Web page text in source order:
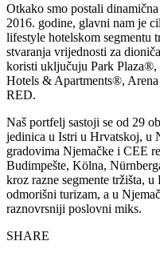
Otkako smo postali
2016. godine, glavni nam je
lifestyle hotelskom segmentu
stvaranja vrijednosti za
koristi uključuju Park Plaza®,
Hotels & Apartments®,
RED.
Naš portfelj sastoji se od 29
jedinica u Istri u Hrvatskoj, u
gradovima Njemačke i CEE
Budimpešte, Kölna,
kroz razne segmente tržišta,
odmorišni turizam, a u
raznovrsniji poslovni miks.
SHARE